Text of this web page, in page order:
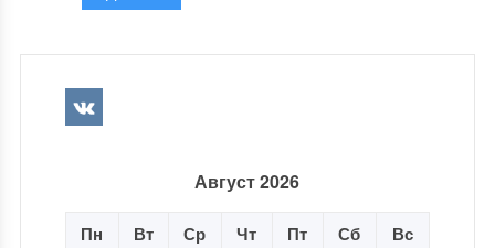
Август 2026
Пн Вт Ср Чт Пт Сб Вс